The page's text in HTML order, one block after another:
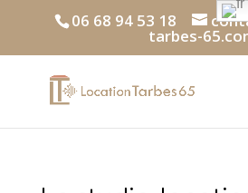
06 68 94 53 18
tarbes-